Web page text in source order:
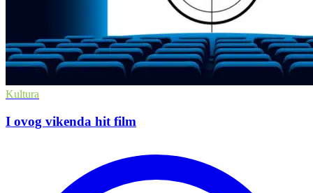
Kultura
I ovog vikenda hit film